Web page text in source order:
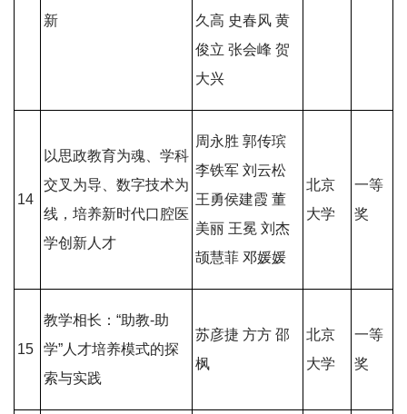
新
久高 史春风 黄
俊立 张会峰 贺
大兴
14
以思政教育为魂、学科
交叉为导、数字技术为
线，培养新时代口腔医
学创新人才
周永胜 郭传瑸
李铁军 刘云松
王勇侯建霞 董
美丽 王冕 刘杰
颉慧菲 邓媛媛
北京
大学
一等
奖
15
教学相长：“助教-助
学”人才培养模式的探
索与实践
苏彦捷 方方 邵
枫
北京
大学
一等
奖